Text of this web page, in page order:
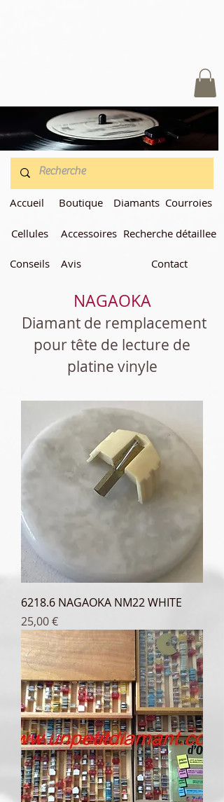
Accueil
Cellules
Conseils
Boutique
Accessoires
Avis
Diamants Courroies
Recherche détaillee
Contact
NAGAOKA
Diamant de remplacement
pour tête de lecture de
platine vinyle
6218.6 NAGAOKA NM22 WHITE
Prix
25,00 €